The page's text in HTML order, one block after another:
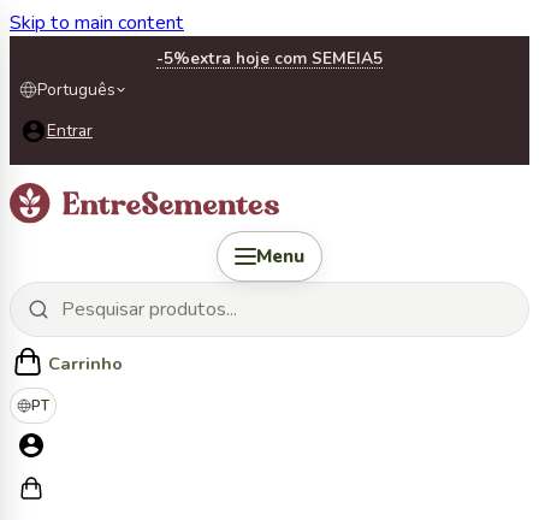
Skip to main content
-5%extra hoje com SEMEIA5
Português
Entrar
Menu
Carrinho
PT